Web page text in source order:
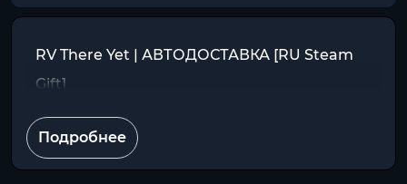
RV There Yet | АВТОДОСТАВКА [RU Steam
Gift]
Подробнее